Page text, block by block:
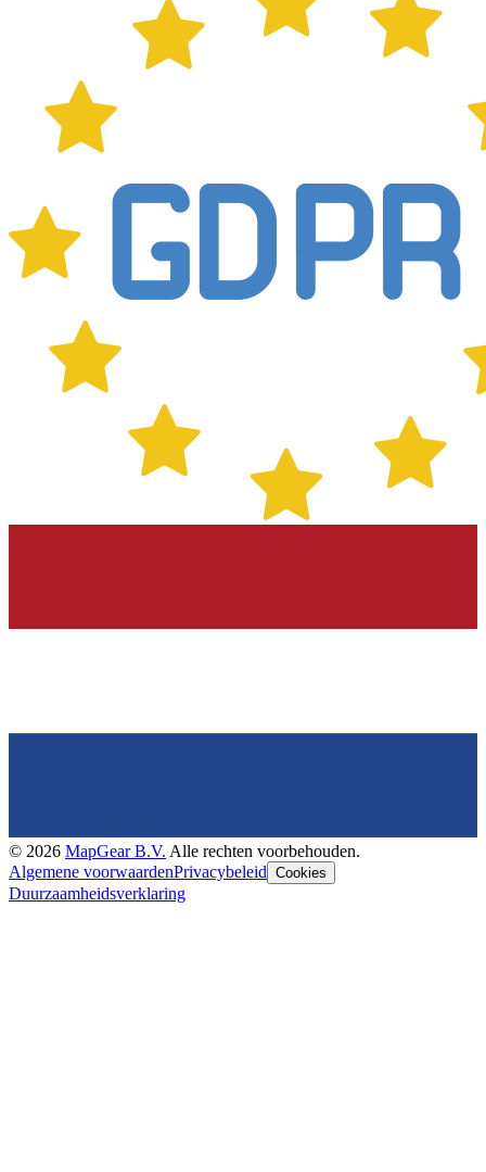
© 2026 MapGear B.V. Alle rechten voorbehouden.
Algemene voorwaardenPrivacybeleid Cookies
Duurzaamheidsverklaring